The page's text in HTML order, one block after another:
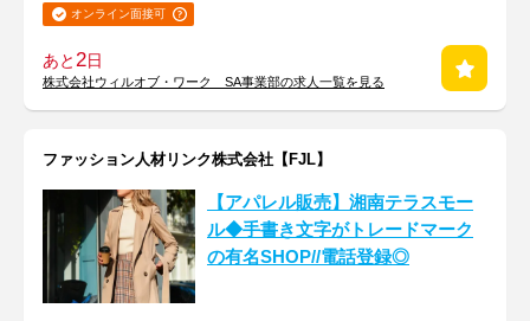
オンライン面接可
あと2日
株式会社ウィルオブ・ワーク SA事業部の求人一覧を見る
ファッション人材リンク株式会社【FJL】
【アパレル販売】湘南テラスモー
ル◆手書き文字がトレードマーク
の有名SHOP//電話登録◎